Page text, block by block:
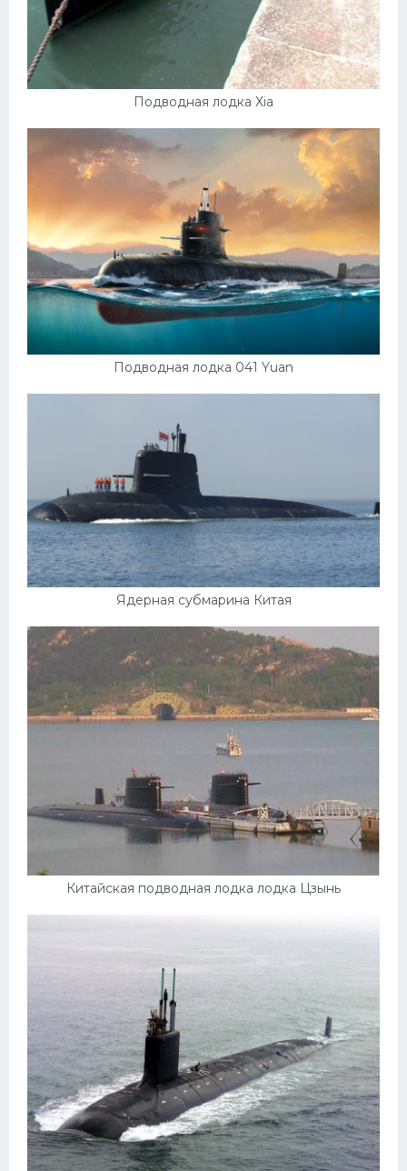
Подводная лодка Xia
Подводная лодка 041 Yuan
Ядерная субмарина Китая
Китайская подводная лодка лодка Цзынь